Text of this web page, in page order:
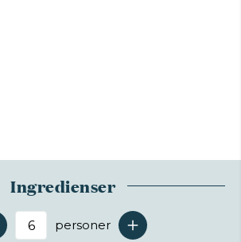
Ingredienser
Antal serveringer
personer